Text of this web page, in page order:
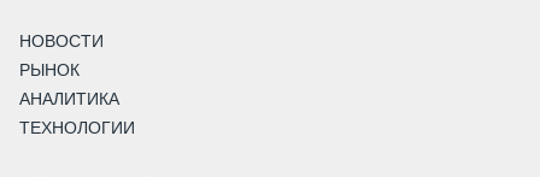
НОВОСТИ
РЫНОК
АНАЛИТИКА
ТЕХНОЛОГИИ